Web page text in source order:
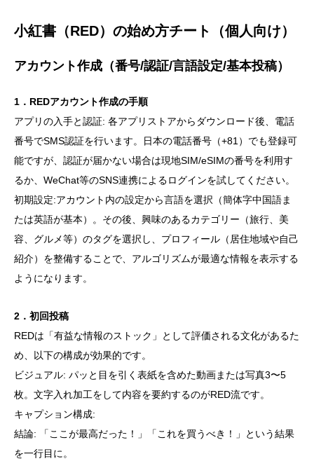
小紅書（RED）の始め方チート（個人向け）
アカウント作成（番号/認証/言語設定/基本投稿）
1．REDアカウント作成の手順
アプリの入手と認証: 各アプリストアからダウンロード後、電話
番号でSMS認証を行います。日本の電話番号（+81）でも登録可
能ですが、認証が届かない場合は現地SIM/eSIMの番号を利用す
るか、WeChat等のSNS連携によるログインを試してください。
初期設定:アカウント内の設定から言語を選択（簡体字中国語ま
たは英語が基本）。その後、興味のあるカテゴリー（旅行、美
容、グルメ等）のタグを選択し、プロフィール（居住地域や自己
紹介）を整備することで、アルゴリズムが最適な情報を表示する
ようになります。
2．初回投稿
REDは「有益な情報のストック」として評価される文化があるた
め、以下の構成が効果的です。
ビジュアル: パッと目を引く表紙を含めた動画または写真3〜5
枚。文字入れ加工をして内容を要約するのがRED流です。
キャプション構成:
結論: 「ここが最高だった！」「これを買うべき！」という結果
を一行目に。